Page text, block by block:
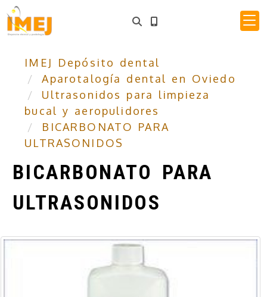
IMEJ Depósito dental
Aparotalogía dental en Oviedo
Ultrasonidos para limpieza
bucal y aeropulidores
BICARBONATO PARA
ULTRASONIDOS
BICARBONATO PARA
ULTRASONIDOS